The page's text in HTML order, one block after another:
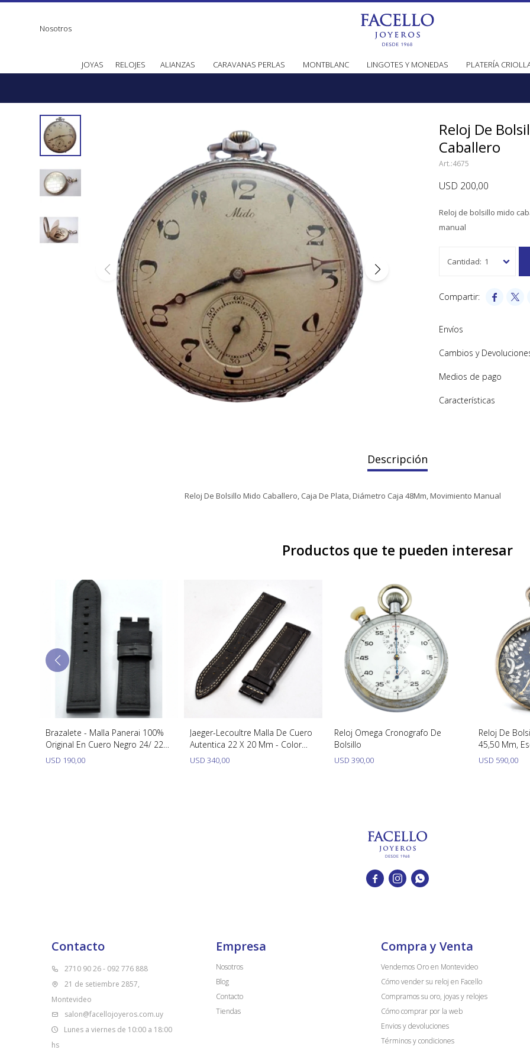
JOYAS RELOJES ALIANZAS CARAVANAS PERLAS MONTBLANC LINGOTES Y MONEDAS PLATERÍA
Nosotros
Reloj De
Caballero
4675
USD 200,00
Reloj de bolsillo mido
manual
1
 
Envíos
Cambios y
Medios de pago
Características
Descripción
Reloj De Bolsillo Mido Caballero, Caja De Plata, Diámetro Caja 48Mm, Movimiento Manual
Productos que te pueden interesar
Brazalete - Malla Panerai 100%
Original En Cuero Negro 24/ 22
Mm
USD 190,00
Jaeger-Lecoultre Malla De Cuero
Autentica 22 X 20 Mm - Color
Marron
USD 340,00
Reloj Omega Cronografo De
Bolsillo
USD 390,00
Reloj De
45,50 Mm,
Jinete
USD 590,00
  
Contacto
2710 90 26 - 092 776 888
21 de setiembre 2857,
Montevideo
salon@facellojoyeros.com.uy
Lunes a viernes de 10:00 a 18:00
hs
Empresa
Nosotros
Blog
Contacto
Tiendas
Compra y Venta
Vendemos Oro en Montevideo
Cómo vender su reloj en Facello
Compramos su oro, joyas y relojes
Cómo comprar por la web
Envios y devoluciones
Términos y condiciones